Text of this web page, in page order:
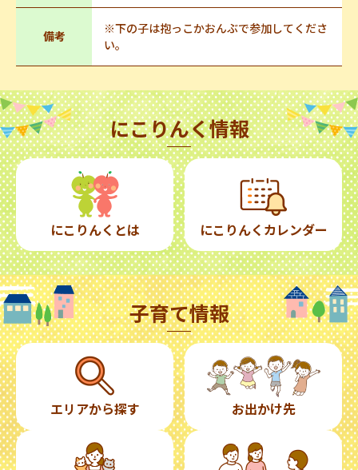
備考
※下の子は抱っこかおんぶで参加してくださ
い。
にこりんく情報
にこりんくとは にこりんくカレンダー
子育て情報
エリアから探す お出かけ先